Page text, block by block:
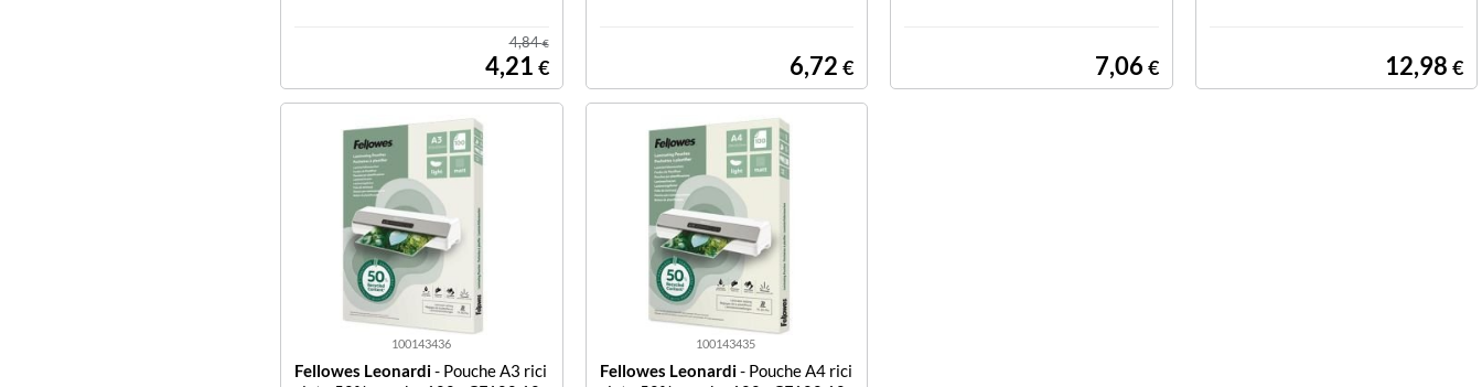
4,84€
4,21 € 6,72 € 7,06 € 12,98 €
100143436
Fellowes Leonardi- Pouche A3 rici
100143435
Fellowes Leonardi- Pouche A4 rici